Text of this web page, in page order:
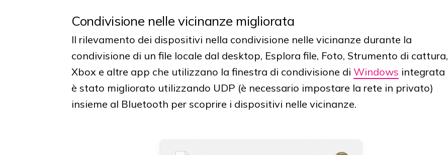
Condivisione nelle vicinanze migliorata
Il rilevamento dei dispositivi nella condivisione nelle vicinanze durante la
condivisione di un file locale dal desktop, Esplora file, Foto, Strumento di cattura,
Xbox e altre app che utilizzano la finestra di condivisione di Windows integrata
è stato migliorato utilizzando UDP (è necessario impostare la rete in privato)
insieme al Bluetooth per scoprire i dispositivi nelle vicinanze.